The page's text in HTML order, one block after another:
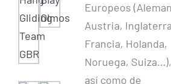
Europeos
Austria,
Francia, Holanda,
Noruega, Suiza…),
así como de